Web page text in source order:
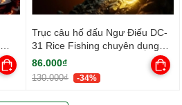
Trục câu hố đấu Ngư Điếu DC-
31 Rice Fishing chuyên dụng
không chì săn hàng
86.000₫
130.000₫ -34%